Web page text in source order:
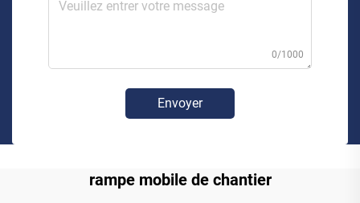
0/1000
Envoyer
rampe mobile de chantier